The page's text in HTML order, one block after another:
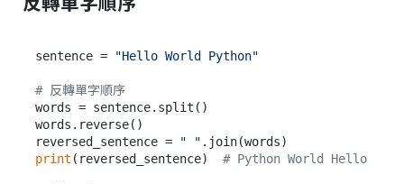
sentence = "Hello World Python"
# 反轉單字順序
words = sentence.split()
words.reverse()
reversed_sentence =
" "
print (reversed_sentence) # Python World Hello